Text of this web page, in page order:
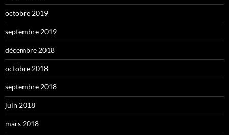
octobre 2019
septembre 2019
décembre 2018
octobre 2018
septembre 2018
juin 2018
mars 2018